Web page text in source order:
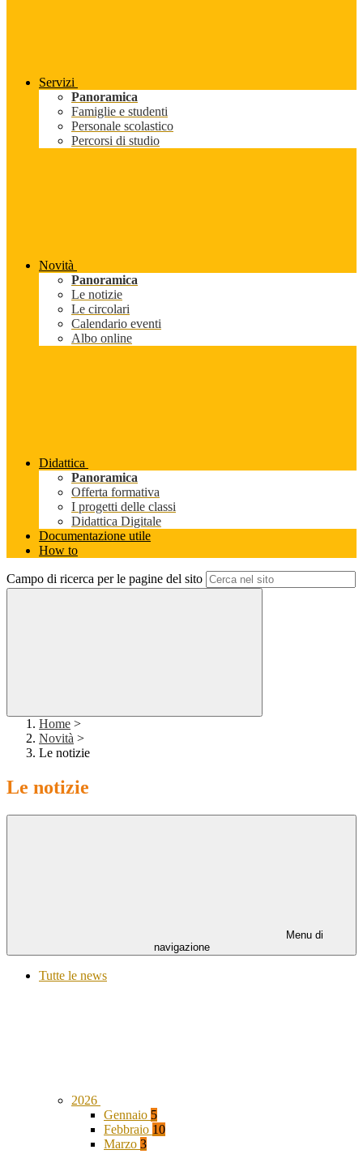
Servizi
Panoramica
Famiglie e studenti
Personale scolastico
Percorsi di studio
Novità
Panoramica
Le notizie
Le circolari
Calendario eventi
Albo online
Didattica
Panoramica
Offerta formativa
I progetti delle classi
Didattica Digitale
Documentazione utile
How to
Campo di ricerca per le pagine del sito
Home >
Novità >
Le notizie
Le notizie
Menu di
navigazione
Tutte le news
2026
Gennaio 5
Febbraio 10
Marzo 3